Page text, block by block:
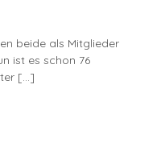
beide als Mitglieder
ist es schon 76
[…]